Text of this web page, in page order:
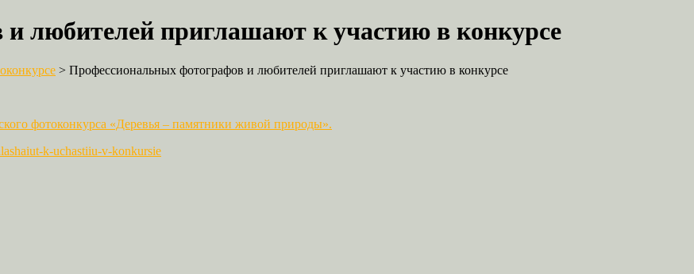
любителей приглашают к участию в конкурсе
> Профессиональных фотографов и любителей приглашают к участию в конкурсе
фотоконкурса «Деревья – памятники живой природы».
k-uchastiiu-v-konkursie